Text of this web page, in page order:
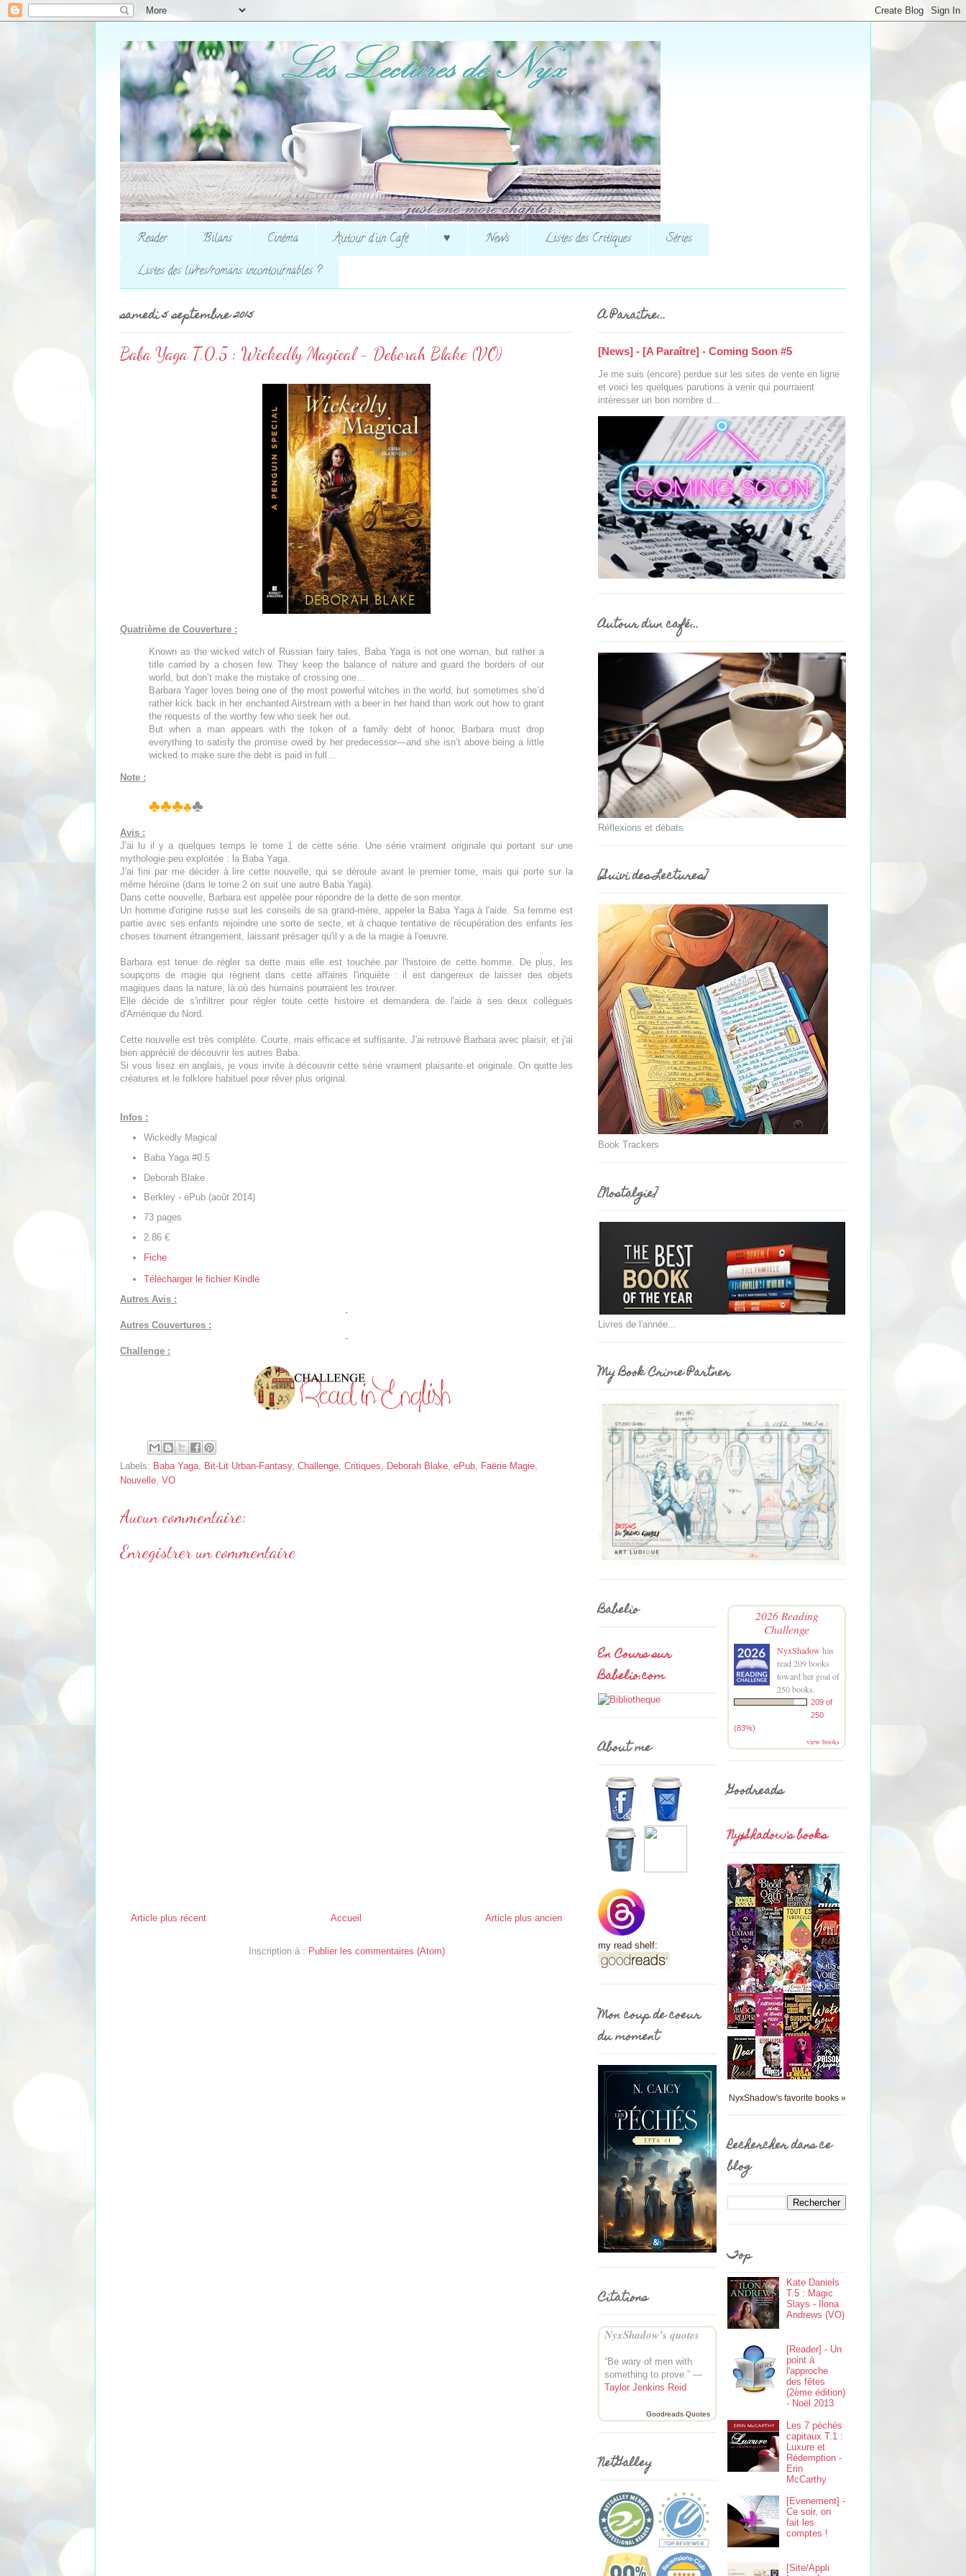
Reader Bilans Cinéma Autour d'un Café ♥ News Listes des Critiques
Séries
Listes des livres/romans incontournables ?
samedi 5 septembre 2015
Baba Yaga T.0.5 : Wickedly Magical - Deborah Blake (VO)
Quatrième de Couverture :
Known as the wicked witch of Russian fairy tales, Baba Yaga is not one woman, but rather a
title carried by a chosen few. They keep the balance of nature and guard the borders of our
world, but don’t make the mistake of crossing one…
Barbara Yager loves being one of the most powerful witches in the world, but sometimes she’d
rather kick back in her enchanted Airstream with a beer in her hand than work out how to grant
the requests of the worthy few who seek her out.
But when a man appears with the token of a family debt of honor, Barbara must drop
everything to satisfy the promise owed by her predecessor—and she isn’t above being a little
wicked to make sure the debt is paid in full…
Note :
♣♣♣♣♣
Avis :
J'ai lu il y a quelques temps le tome 1 de cette série. Une série vraiment originale qui portant sur une
mythologie peu exploitée : la Baba Yaga.
J'ai fini par me décider à lire cette nouvelle, qui se déroule avant le premier tome, mais qui porte sur la
même héroïne (dans le tome 2 on suit une autre Baba Yaga).
Dans cette nouvelle, Barbara est appelée pour répondre de la dette de son mentor.
Un homme d'origine russe suit les conseils de sa grand-mère, appeler la Baba Yaga à l'aide. Sa femme est
partie avec ses enfants rejoindre une sorte de secte, et à chaque tentative de récupération des enfants les
choses tournent étrangement, laissant présager qu'il y a de la magie à l'oeuvre.
Barbara est tenue de régler sa dette mais elle est touchée par l'histoire de cette homme. De plus, les
soupçons de magie qui règnent dans cette affaires l'inquiète : il est dangereux de laisser des objets
magiques dans la nature, là où des humains pourraient les trouver.
Elle décide de s'infiltrer pour régler toute cette histoire et demandera de l'aide à ses deux collègues
d'Amérique du Nord.
Cette nouvelle est très complète. Courte, mais efficace et suffisante. J'ai retrouvé Barbara avec plaisir, et j'ai
bien apprécié de découvrir les autres Baba.
Si vous lisez en anglais, je vous invite à découvrir cette série vraiment plaisante et originale. On quitte les
créatures et le folklore habituel pour rêver plus original.
Infos :
Wickedly Magical
Baba Yaga #0.5
Deborah Blake
Berkley - ePub (août 2014)
73 pages
2.86 €
Fiche
Télécharger le fichier Kindle
Autres Avis :
-
Autres Couvertures :
-
Challenge :
Labels: Baba Yaga, Bit-Lit Urban-Fantasy, Challenge, Critiques, Deborah Blake, ePub, Faërie Magie,
Nouvelle, VO
Aucun commentaire:
Enregistrer un commentaire
Article plus récent Article plus ancien
Accueil
Inscription à : Publier les commentaires (Atom)
A Paraître...
[News] - [A Paraître] - Coming Soon #5
Je me suis (encore) perdue sur les sites de vente en ligne
et voici les quelques parutions à venir qui pourraient
intéresser un bon nombre d...
Autour d'un café...
Réflexions et débats
[Suivi des Lectures]
Book Trackers
[Nostalgie]
Livres de l'année...
My Book Crime Partner
Babelio
En Cours sur
Babelio.com
About me
my read shelf:
Mon coup de coeur
du moment
Citations
NyxShadow’s quotes
“Be wary of men with
something to prove.” —
Taylor Jenkins Reid
Goodreads Quotes
NetGalley
2026 Reading
Challenge
NyxShadow has
read 209 books
toward her goal of
250 books.
209 of
250
(83%)
view books
Goodreads
NyxShadow's books
NyxShadow's favorite books »
Rechercher dans ce
blog
Top
Kate Daniels
T.5 : Magic
Slays - Ilona
Andrews (VO)
[Reader] - Un
point à
l'approche
des fêtes
(2ème édition)
- Noël 2013
Les 7 péchés
capitaux T.1 :
Luxure et
Rédemption -
Erin
McCarthy
[Evenement] -
Ce soir, on
fait les
comptes !
[Site/Appli